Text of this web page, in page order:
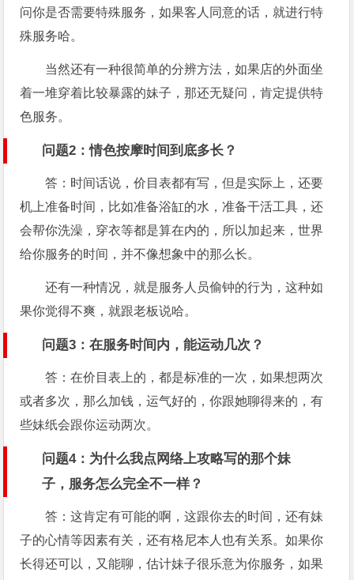
问你是否需要特殊服务，如果客人同意的话，就进行特
殊服务哈。
当然还有一种很简单的分辨方法，如果店的外面坐
着一堆穿着比较暴露的妹子，那还无疑问，肯定提供特
色服务。
问题2：情色按摩时间到底多长？
答：时间话说，价目表都有写，但是实际上，还要
机上准备时间，比如准备浴缸的水，准备干活工具，还
会帮你洗澡，穿衣等都是算在内的，所以加起来，世界
给你服务的时间，并不像想象中的那么长。
还有一种情况，就是服务人员偷钟的行为，这种如
果你觉得不爽，就跟老板说哈。
问题3：在服务时间内，能运动几次？
答：在价目表上的，都是标准的一次，如果想两次
或者多次，那么加钱，运气好的，你跟她聊得来的，有
些妹纸会跟你运动两次。
问题4：为什么我点网络上攻略写的那个妹
子，服务怎么完全不一样？
答：这肯定有可能的啊，这跟你去的时间，还有妹
子的心情等因素有关，还有格尼本人也有关系。如果你
长得还可以，又能聊，估计妹子很乐意为你服务，如果